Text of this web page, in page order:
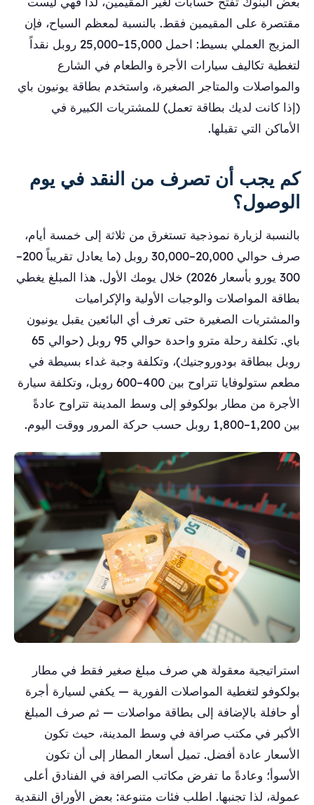
مقتصرة على المقيمين فقط. بالنسبة لمعظم السياح، فإن
المزيج العملي بسيط: احمل 15,000–25,000 روبل نقداً
لتغطية تكاليف سيارات الأجرة والطعام في الشارع
والمواصلات والمتاجر الصغيرة، واستخدم بطاقة يونيون باي
(إذا كانت لديك بطاقة تعمل) للمشتريات الكبيرة في
الأماكن التي تقبلها.
كم يجب أن تصرف من النقد في يوم
الوصول؟
بالنسبة لزيارة نموذجية تستغرق من ثلاثة إلى خمسة أيام،
صرف حوالي 20,000–30,000 روبل (ما يعادل تقريباً 200–
300 يورو بأسعار 2026) خلال يومك الأول. هذا المبلغ يغطي
بطاقة المواصلات والوجبات الأولية والإكراميات
والمشتريات الصغيرة حتى تعرف أي البائعين يقبل يونيون
باي. تكلفة رحلة مترو واحدة حوالي 95 روبل (حوالي 65
روبل ببطاقة بودوروجنيك)، وتكلفة وجبة غداء بسيطة في
مطعم ستولوفايا تتراوح بين 400–600 روبل، وتكلفة سيارة
الأجرة من مطار بولكوفو إلى وسط المدينة تتراوح عادةً
بين 1,200–1,800 روبل حسب حركة المرور ووقت اليوم.
استراتيجية معقولة هي صرف مبلغ صغير فقط في مطار
بولكوفو لتغطية المواصلات الفورية — يكفي لسيارة أجرة
أو حافلة بالإضافة إلى بطاقة مواصلات — ثم صرف المبلغ
الأكبر في مكتب صرافة في وسط المدينة، حيث تكون
الأسعار عادة أفضل. تميل أسعار المطار إلى أن تكون
الأسوأ؛ وعادةً ما تفرض مكاتب الصرافة في الفنادق أعلى
عمولة، لذا تجنبها. اطلب فئات متنوعة: بعض الأوراق النقدية